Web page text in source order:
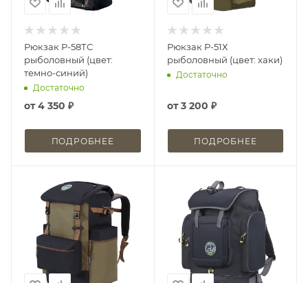
Рюкзак Р-58ТС
рыболовный (цвет:
темно-синий)
Достаточно
от4 350 ₽
ПОДРОБНЕЕ
Рюкзак Р-51Х
рыболовный (цвет: хаки)
Достаточно
от3 200 ₽
ПОДРОБНЕЕ